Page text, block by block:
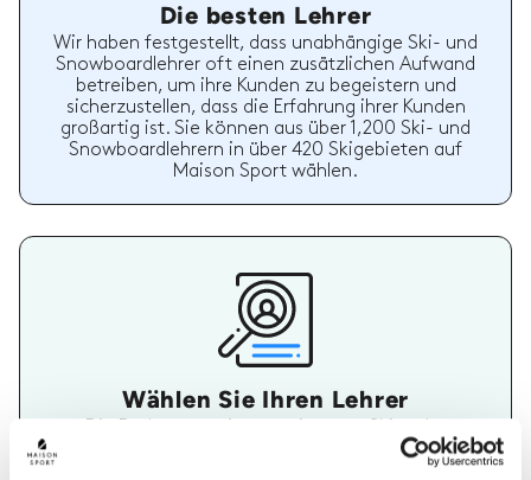
Die besten Lehrer
Wir haben festgestellt, dass unabhängige Ski- und
Snowboardlehrer oft einen zusätzlichen Aufwand
betreiben, um ihre Kunden zu begeistern und
sicherzustellen, dass die Erfahrung ihrer Kunden
großartig ist. Sie können aus über 1,200 Ski- und
Snowboardlehrern in über 420 Skigebieten auf
Maison Sport wählen.
Wählen Sie Ihren Lehrer
Snowboardlehrers sollte nicht unterschätzt werden.
Ein Lehrer, der Ihren Bedürfnissen entspricht, wird